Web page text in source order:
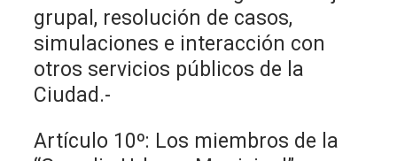
grupal, resolución de casos,
simulaciones e interacción con
otros servicios públicos de la
Ciudad.-
Artículo 10º: Los miembros de la